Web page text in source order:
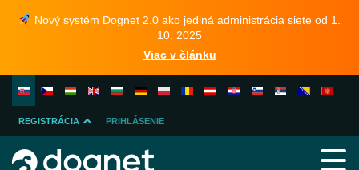
Nový systém Dognet 2.0 ako jediná administrácia siete od 1.
10. 2025
Viac v článku
REGISTRÁCIA
INZERENTA
PRIHLÁSENIE